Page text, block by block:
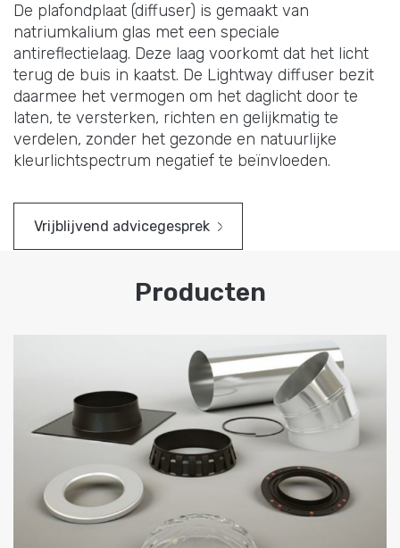
De plafondplaat (diffuser) is gemaakt van
natriumkalium glas met een speciale
antireflectielaag. Deze laag voorkomt dat het licht
terug de buis in kaatst. De Lightway diffuser bezit
daarmee het vermogen om het daglicht door te
laten, te versterken, richten en gelijkmatig te
verdelen, zonder het gezonde en natuurlijke
kleurlichtspectrum negatief te beïnvloeden.
Vrijblijvend advicegesprek
Producten